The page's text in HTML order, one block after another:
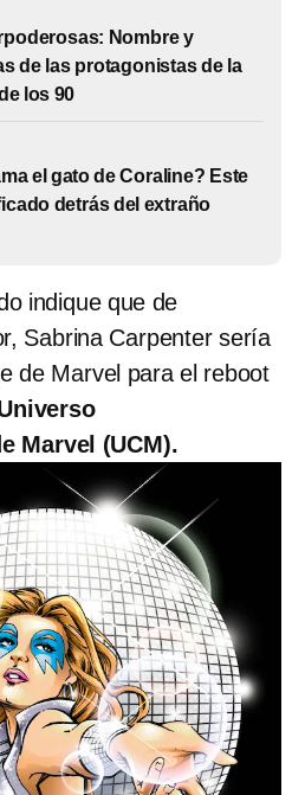
Nombre y
de las protagonistas de la
los 90
el gato de Coraline? Este
detrás del extraño
indique que de
Sabrina Carpenter sería
de Marvel para el reboot
Marvel (UCM).